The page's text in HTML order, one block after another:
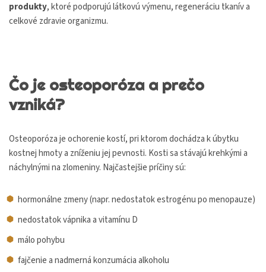
produkty, ktoré podporujú látkovú výmenu, regeneráciu tkanív a
celkové zdravie organizmu.
Čo je osteoporóza a prečo
vzniká?
Osteoporóza je ochorenie kostí, pri ktorom dochádza k úbytku
kostnej hmoty a zníženiu jej pevnosti. Kosti sa stávajú krehkými a
náchylnými na zlomeniny. Najčastejšie príčiny sú:
hormonálne zmeny (napr. nedostatok estrogénu po menopauze)
nedostatok vápnika a vitamínu D
málo pohybu
fajčenie a nadmerná konzumácia alkoholu